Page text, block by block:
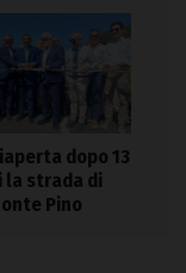
dopo 13
la strada di
Pino